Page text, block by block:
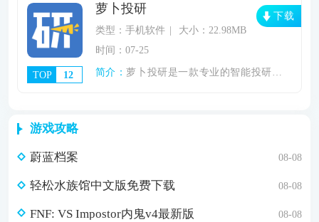
TOP 12
萝卜投研
类型：手机软件
大小：22.98MB
时间：07-25
简介：萝卜投研是一款专业的智能投研平台，利用大
下载
游戏攻略
蔚蓝档案 08-08
轻松水族馆中文版免费下载 08-08
FNF: VS Impostor内鬼v4最新版 08-08